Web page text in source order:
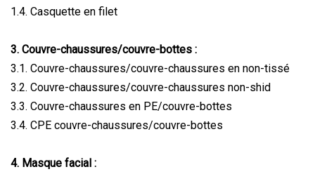
1.4. Casquette en filet
3. Couvre-chaussures/couvre-bottes :
3.1. Couvre-chaussures/couvre-chaussures en non-tissé
3.2. Couvre-chaussures/couvre-chaussures non-shid
3.3. Couvre-chaussures en PE/couvre-bottes
3.4. CPE couvre-chaussures/couvre-bottes
4. Masque facial :